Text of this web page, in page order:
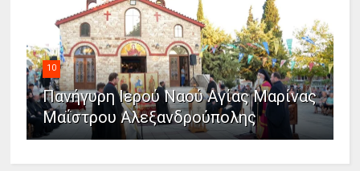
10
Πανήγυρη Ιερού Ναού Αγίας Μαρίνας
Μαΐστρου Αλεξανδρούπολης